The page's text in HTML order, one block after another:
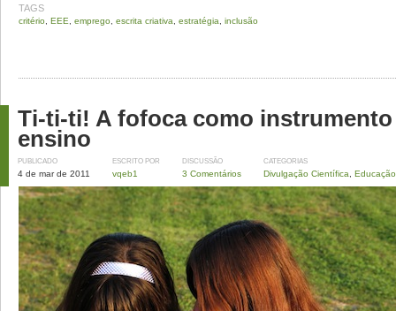
TAGS
critério EEE emprego escrita criativa estratégia inclusão
Ti-ti-ti! A fofoca como instrumento
ensino
PUBLICADO
4 de mar de 2011
ESCRITO POR
vqeb1
DISCUSSÃO
3 Comentários
CATEGORIAS
Divulgação Científica Educação